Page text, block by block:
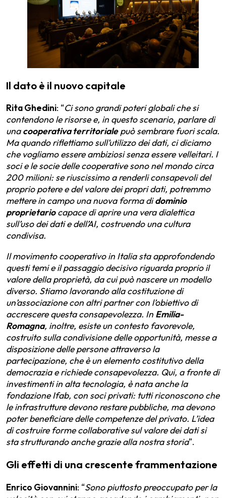
Il dato è il nuovo capitale
Rita Ghedini: “Ci sono grandi poteri globali che si
contendono le risorse e, in questo scenario, parlare di
unacooperativa territorialepuò sembrare fuori scala.
Ma quando riflettiamo sull’utilizzo dei dati, ci diciamo
che vogliamo essere ambiziosi senza essere velleitari. I
soci e le socie delle cooperative sono nel mondo circa
200 milioni: se riuscissimo a renderli consapevoli del
proprio potere e del valore dei propri dati, potremmo
mettere in campo una nuova forma didominio
proprietariocapace di aprire una vera dialettica
sull’uso dei dati e dell’AI, costruendo una cultura
condivisa.
Il movimento cooperativo in Italia sta approfondendo
questi temi e il passaggio decisivo riguarda proprio il
valore della proprietà, da cui può nascere un modello
diverso. Stiamo lavorando alla costituzione di
un’associazione con altri partner con l’obiettivo di
accrescere questa consapevolezza. In Emilia-
Romagna, inoltre, esiste un contesto favorevole,
costruito sulla condivisione delle opportunità, messe a
disposizione delle persone attraverso la
partecipazione, che è un elemento costitutivo della
democrazia e richiede consapevolezza. Qui, a fronte di
investimenti in alta tecnologia, è nata anche la
fondazione Ifab, con soci privati: tutti riconoscono che
le infrastrutture devono restare pubbliche, ma devono
poter beneficiare delle competenze del privato. L’idea
di costruire forme collaborative sul valore dei dati si
sta strutturando anche grazie alla nostra storia”.
Gli effetti di una crescente frammentazione
Enrico Giovannini: “Sono piuttosto preoccupato per la